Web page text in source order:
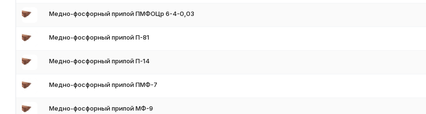
Для получения актуальных цен и наличия на складе свяжитесь с нашими менеджерами. Мы предложим оптимальные условия
Медно-фосфорный припой ПМФОЦр 6-4-0,03
Медно-фосфорный припой П-81
Медно-фосфорный припой П-14
Медно-фосфорный припой ПМФ-7
Медно-фосфорный припой МФ-9